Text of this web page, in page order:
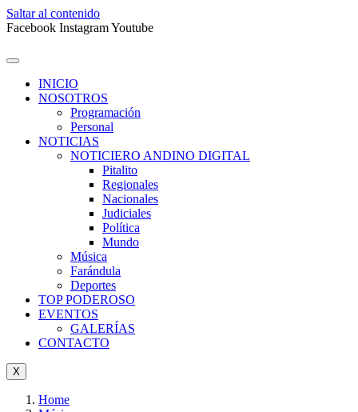
Saltar al contenido
Facebook InstagramYoutube
INICIO
NOSOTROS
Programación
Personal
NOTICIAS
NOTICIERO ANDINO DIGITAL
Pitalito
Regionales
Nacionales
Judiciales
Política
Mundo
Música
Farándula
Deportes
TOP PODEROSO
EVENTOS
GALERÍAS
CONTACTO
X
Home